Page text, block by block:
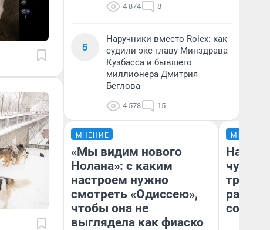
4 874 8
5
Наручники вместо Rolex: как
судили экс-главу Минздрава
Кузбасса и бывшего
миллионера Дмитрия
Беглова
4 578 15
МНЕНИЕ
«Мы видим нового
Нолана»: с каким
настроем нужно
смотреть «Одиссею»,
чтобы она не
выглядела как фиаско
МНЕНИЕ
чудом